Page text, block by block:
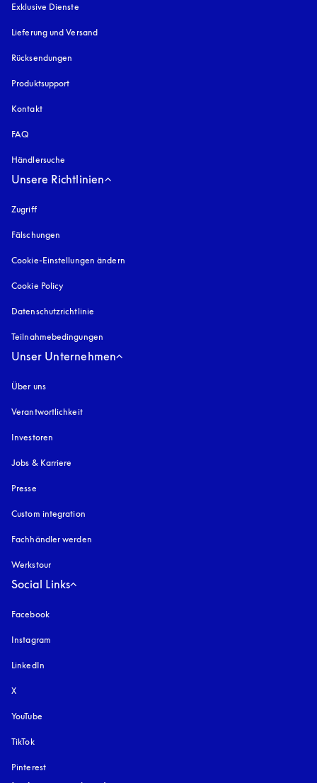
Exklusive Dienste
Lieferung und Versand
Rücksendungen
Produktsupport
Kontakt
FAQ
Händlersuche
Unsere Richtlinien
Zugrifföffnet sich in einem neuen Tab
Fälschungen
Cookie-Einstellungen ändern
Cookie Policy
Datenschutzrichtlinie
Teilnahmebedingungen
Unser Unternehmen
Über uns
Verantwortlichkeit
Investoren
Jobs & Karriere
Presse
Custom integration
Fachhändler werden
Werkstour
Social Links
Facebook
Instagram
LinkedIn
X
YouTube
TikTok
Pinterest